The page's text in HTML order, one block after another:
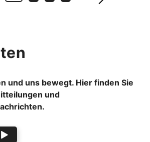
und uns bewegt. Hier finden Sie
und